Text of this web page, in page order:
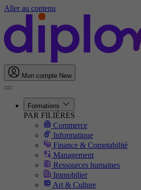
Aller au contenu
Mon compte New
Formations
PAR FILIÈRES
Commerce
Informatique
Finance & Comptabilité
Management
Ressources humaines
Immobilier
Art & Culture